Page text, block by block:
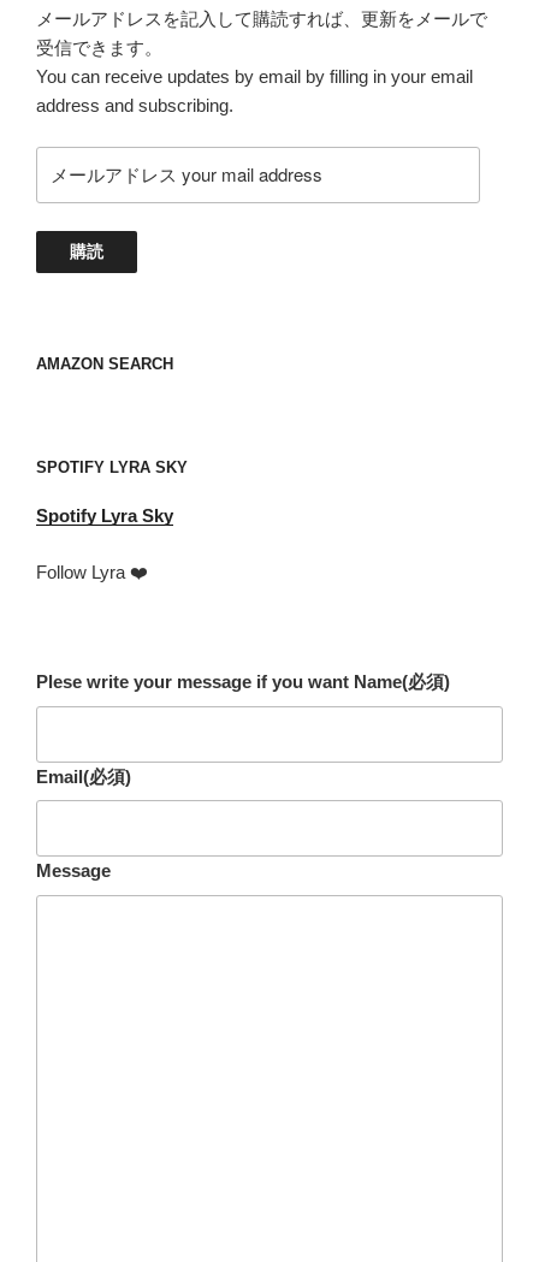
メールアドレスを記入して購読すれば、更新をメールで
受信できます。
You can receive updates by email by filling in your email
address and subscribing.
ー
ド
your
購読
AMAZON SEARCH
SPOTIFY LYRA SKY
Spotify Lyra Sky
Follow Lyra ❤️
Plese write your message if you want Name(必須)
Email(必須)
Message